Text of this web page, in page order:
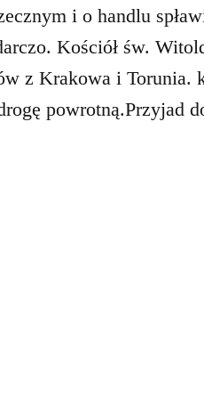
i o handlu
Kościół św.
z Krakowa i Torunia.
powrotną.Przyjad